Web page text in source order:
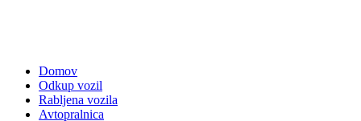
Domov
Odkup vozil
Rabljena vozila
Avtopralnica